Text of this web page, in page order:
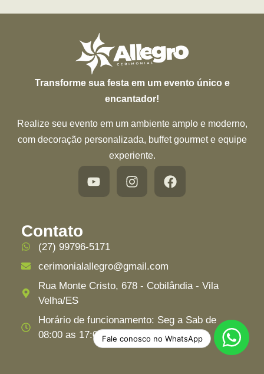
Transforme sua festa em um evento único e
encantador!
Realize seu evento em um ambiente amplo e moderno,
com decoração personalizada, buffet gourmet e equipe
experiente.
Fale conosco no WhatsApp
Contato
(27) 99796-5171
cerimonialallegro@gmail.com
Rua Monte Cristo, 678 - Cobilândia - Vila
Velha/ES
Horário de funcionamento: Seg a Sab de
08:00 as 17:00hs